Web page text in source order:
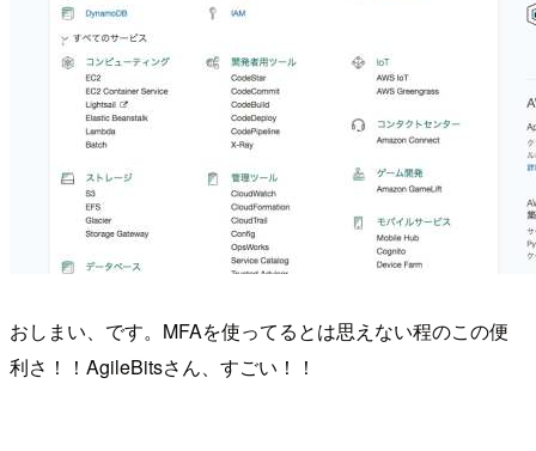
おしまい、です。MFAを使ってるとは思えない程のこの便
利さ！！AgileBitsさん、すごい！！